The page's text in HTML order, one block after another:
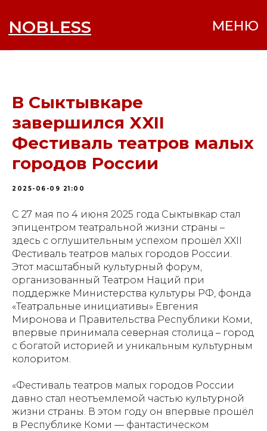
NOBLESS
В Сыктывкаре
завершился XXII
Фестиваль театров малых
городов России
2025-06-09 21:00
С 27 мая по 4 июня 2025 года Сыктывкар стал
эпицентром театральной жизни страны –
здесь с оглушительным успехом прошёл XXII
Фестиваль театров малых городов России.
Этот масштабный культурный форум,
организованный Театром Наций при
поддержке Министерства культуры РФ, фонда
«Театральные инициативы» Евгения
Миронова и Правительства Республики Коми,
впервые принимала северная столица – город
с богатой историей и уникальным культурным
колоритом.
«Фестиваль театров малых городов России
давно стал неотъемлемой частью культурной
жизни страны. В этом году он впервые прошёл
в Республике Коми — фантастическом